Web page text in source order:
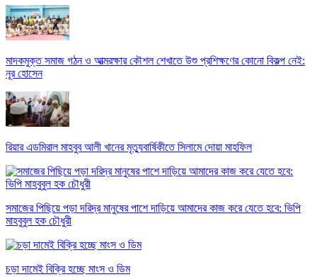
মাদকমুক্ত সমাজ গঠন ও আত্মরক্ষার কৌশল শেখাতে উশু প্রশিক্ষণের কোনো বিকল্প নেই:
নূর হোসেন
রিয়ার এডমিরাল মাহবুব আলী খানের মৃত্যুবার্ষিকীতে সিলামে দোয়া মাহফিল
সমাজের পিছিয়ে পড়া দরিদ্র মানুষের পাশে দাড়িয়ে আমাদের কাজ করে যেতে হবে: ভিপি
মাহবুবুল হক চৌধুরী
চড়া দামেই বিক্রি হচ্ছে মাংস ও ডিম